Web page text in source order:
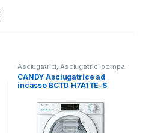
Asciugatrici Asciugatrici pompa
di calore
CANDY Asciugatrice ad
incasso BCTD H7A1TE-S